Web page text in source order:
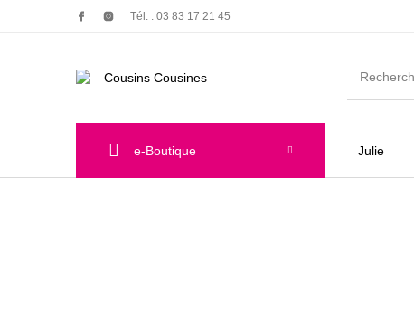
Tél. : 03 83 17 21 45
Julie
e-Boutique